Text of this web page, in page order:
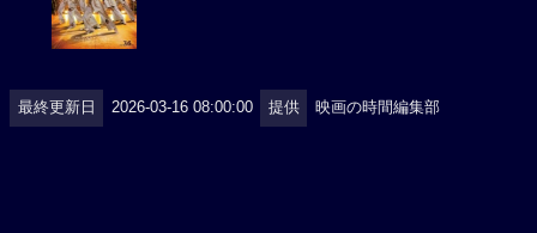
最終更新日 2026-03-16 08:00:00 提供 映画の時間編集部